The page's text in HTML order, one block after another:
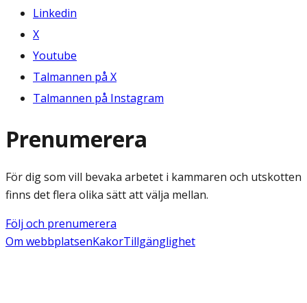
Linkedin
X
Youtube
Talmannen på X
Talmannen på Instagram
Prenumerera
För dig som vill bevaka arbetet i kammaren och utskotten
finns det flera olika sätt att välja mellan.
Följ och prenumerera
Om webbplatsenKakorTillgänglighet